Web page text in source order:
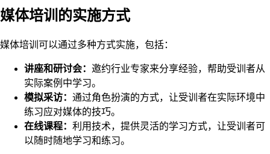
媒体培训的实施方式
媒体培训可以通过多种方式实施，包括：
讲座和研讨会： 邀约行业专家来分享经验，帮助受训者从
实际案例中学习。
模拟采访： 通过角色扮演的方式，让受训者在实际环境中
练习应对媒体的技巧。
在线课程： 利用技术，提供灵活的学习方式，让受训者可
以随时随地学习和练习。